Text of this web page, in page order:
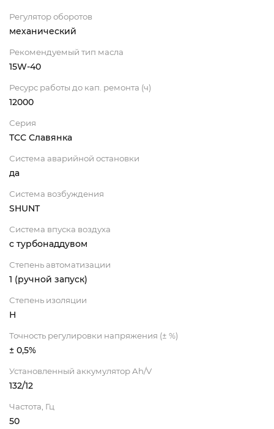
Регулятор оборотов
механический
Рекомендуемый тип масла
15W-40
Ресурс работы до кап. ремонта (ч)
12000
Серия
ТСС Славянка
Система аварийной остановки
да
Система возбуждения
SHUNT
Система впуска воздуха
с турбонаддувом
Степень автоматизации
1 (ручной запуск)
Степень изоляции
Н
Точность регулировки напряжения (± %)
± 0,5%
Установленный аккумулятор Ah/V
132/12
Частота, Гц
50